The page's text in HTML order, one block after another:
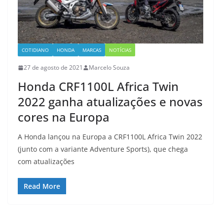
COTIDIANO HONDA MARCAS NOTÍCIAS
27 de agosto de 2021 Marcelo Souza
Honda CRF1100L Africa Twin
2022 ganha atualizações e novas
cores na Europa
A Honda lançou na Europa a CRF1100L Africa Twin 2022
(junto com a variante Adventure Sports), que chega
com atualizações
Read More